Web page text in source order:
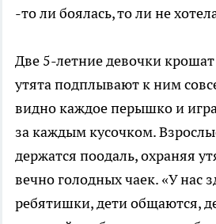
-то ли боялась, то ли не
Две 5-летние девочки
утята подплывают к ним
видно каждое перышко и
за каждым кусочком.
держатся поодаль, охраняя
вечно голодных чаек. «У нас
ребятишки, дети общаются,